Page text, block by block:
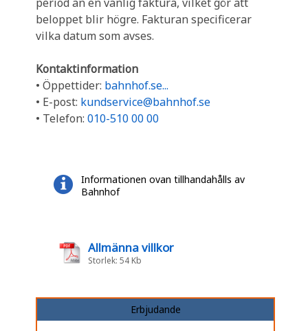
beloppet blir högre. Fakturan specificerar
vilka datum som avses.
Kontaktinformation
• Öppettider: bahnhof.se...
• E-post: kundservice@bahnhof.se
• Telefon: 010-510 00 00
Informationen ovan tillhandahålls av
Bahnhof
Allmänna villkor
Storlek: 54 Kb
Erbjudande